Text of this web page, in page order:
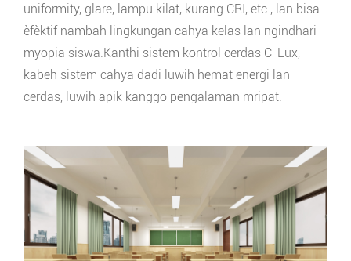
uniformity, glare, lampu kilat, kurang CRI, etc., lan bisa.
èfèktif nambah lingkungan cahya kelas lan ngindhari
myopia siswa.Kanthi sistem kontrol cerdas C-Lux,
kabeh sistem cahya dadi luwih hemat energi lan
cerdas, luwih apik kanggo pengalaman mripat.